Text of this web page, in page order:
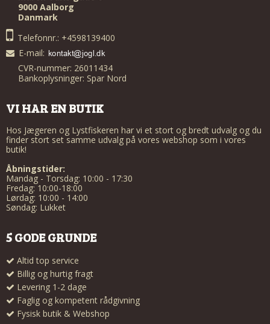
9000 Aalborg
Danmark
Telefonnr.: +4598139400
E-mail:
CVR-nummer: 26011434
Bankoplysninger: Spar Nord
VI HAR EN BUTIK
Hos Jægeren og Lystfiskeren har vi et stort og bredt udvalg og du
finder stort set samme udvalg på vores webshop som i vores
butik!
Åbningstider:
Mandag - Torsdag: 10:00 - 17:30
Fredag: 10:00-18:00
Lørdag: 10:00 - 14:00
Søndag: Lukket
5 GODE GRUNDE
Altid top service
Billig og hurtig fragt
Levering 1-2 dage
Faglig og kompetent rådgivning
Fysisk butik & Webshop